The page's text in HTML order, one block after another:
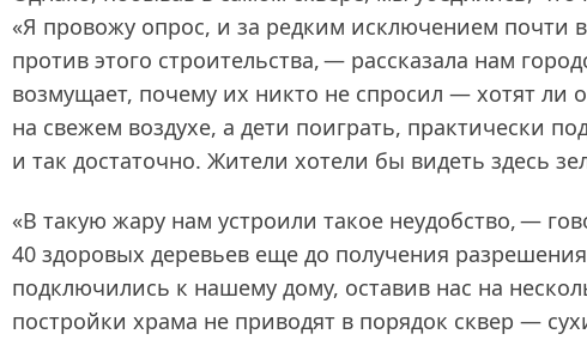
«Я провожу опрос, и за редким исключением почти
против этого строительства, — рассказала нам
возмущает, почему их никто не спросил — хотят ли
на свежем воздухе, а дети поиграть, практически
и так достаточно. Жители хотели бы видеть здесь
«В такую жару нам устроили такое неудобство, —
40 здоровых деревьев еще до получения
подключились к нашему дому, оставив нас на
постройки храма не приводят в порядок сквер —